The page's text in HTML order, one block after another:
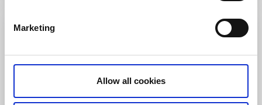
Marketing
Allow all cookies